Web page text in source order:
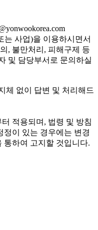
는 사업)을 이용하시면서
, 불만처리, 피해구제 등
및 담당부서로 문의하실
체 없이 답변 및 처리해드
적용되며, 법령 및 방침
정이 있는 경우에는 변경
통하여 고지할 것입니다.